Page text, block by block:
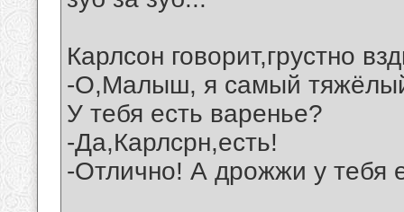
Карлсон говорит,грустно
-О,Малыш, я самый
У тебя есть варенье?
-Да,Карлсрн,есть!
-Отлично! А дрожжи у тебя